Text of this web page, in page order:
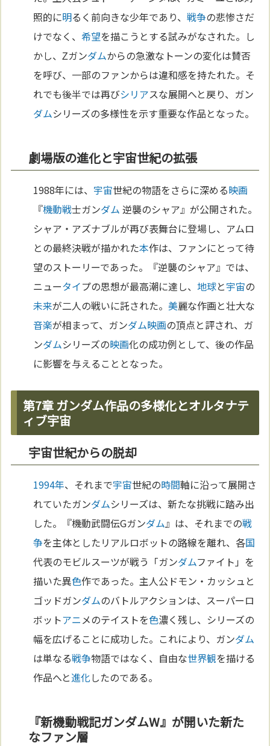
照的に明るく前向きな少年であり、戦争の悲惨さだ
けでなく、希望を描こうとする試みがなされた。し
かし、Ζガンダムからの急激なトーンの変化は賛否
を呼び、一部のファンからは違和感を持たれた。そ
れでも後半では再びシリアスな展開へと戻り、ガン
ダムシリーズの多様性を示す重要な作品となった。
劇場版の進化と宇宙世紀の拡張
1988年には、 宇宙世紀の物語をさらに深める映画
『機動戦士ガンダム 逆襲のシャア』が公開された。
シャア・アズナブルが再び表舞台に登場し、アムロ
との最終決戦が描かれた本作は、ファンにとって待
望のストーリーであった。『逆襲のシャア』では、
ニュータイプの思想が最高潮に達し、地球と宇宙の
未来が二人の戦いに託された。美麗な作画と壮大な
音楽が相まって、ガンダム映画の頂点と評され、ガ
ンダムシリーズの映画化の成功例として、後の作品
に影響を与えることとなった。
第7章 ガンダム作品の多様化とオルタナテ
ィブ宇宙
宇宙世紀からの脱却
1994年、それまで宇宙世紀の時間軸に沿って展開さ
れていたガンダムシリーズは、新たな挑戦に踏み出
した。『機動武闘伝Gガンダム』は、それまでの戦
争を主体としたリアルロボットの路線を離れ、各国
代表のモビルスーツが戦う「ガンダムファイト」を
描いた異色作であった。主人公ドモン・カッシュと
ゴッドガンダムのバトルアクションは、スーパーロ
ボットアニ メのテイストを色濃く残し、シリーズの
幅を広げることに成功した。これにより、ガンダム
は単なる戦争物語ではなく、自由な世界観を描ける
作品へと進化したのである。
『新機動戦記ガンダムW』が開いた新た
なファン層